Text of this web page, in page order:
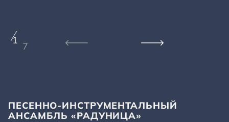
ПЕСЕННО-ИНСТРУМЕНТАЛЬНЫЙ
АНСАМБЛЬ «РАДУНИЦА»
1
7